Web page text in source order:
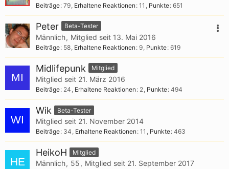
Beiträge 79 Erhaltene Reaktionen 11 Punkte 651
Peter Beta-Tester
Männlich Mitglied seit 13. Mai 2016
Beiträge 58 Erhaltene Reaktionen 9 Punkte 619
Midlifepunk Mitglied
Mitglied seit 21. März 2016
Beiträge 24 Erhaltene Reaktionen 2 Punkte 494
Wik Beta-Tester
Mitglied seit 21. November 2014
Beiträge 34 Erhaltene Reaktionen 11 Punkte 463
HeikoH Mitglied
Männlich 55 Mitglied seit 21. September 2017